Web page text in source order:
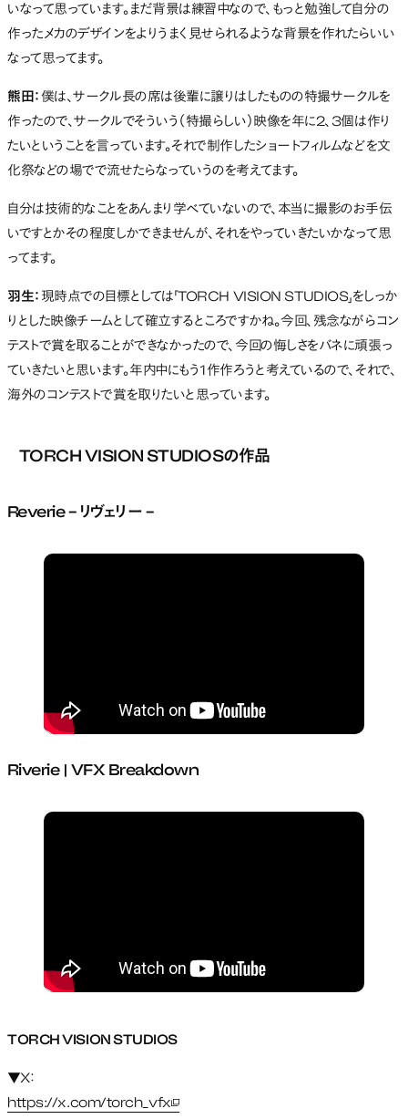
いなって思っています。まだ背景は練習中なので、もっと勉強して自分の
作ったメカのデザインをよりうまく見せられるような背景を作れたらいい
なって思ってます。
熊田： 僕は、サークル長の席は後輩に譲りはしたものの特撮サークルを
作ったので、サークルでそういう（特撮らしい）映像を年に2、3個は作り
たいということを言っています。それで制作したショートフィルムなどを文
化祭などの場でで流せたらなっていうのを考えてます。
自分は技術的なことをあんまり学べていないので、本当に撮影のお手伝
いですとかその程度しかできませんが、それをやっていきたいかなって思
ってます。
羽生： 現時点での目標としては「TORCH VISION STUDIOS」をしっか
りとした映像チームとして確立するところですかね。今回、残念ながらコン
テストで賞を取ることができなかったので、今回の悔しさをバネに頑張っ
ていきたいと思います。年内中にもう1作作ろうと考えているので、それで、
海外のコンテストで賞を取りたいと思っています。
TORCH VISION STUDIOSの作品
Reverie – リヴェリー –
Riverie | VFX Breakdown
TORCH VISION STUDIOS
▼X：
https://x.com/torch_vfx新しいタブで開く